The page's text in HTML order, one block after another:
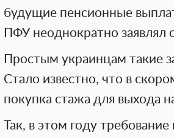
будущие пенсионные
ПФУ неоднократно заявлял
Простым украинцам такие
Стало известно, что в
покупка стажа для выхода
Так, в этом году